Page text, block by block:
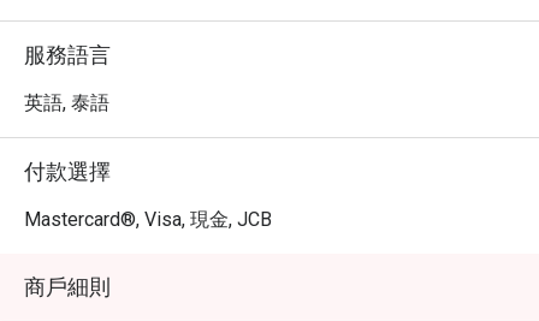
服務語言
英語, 泰語
付款選擇
Mastercard®, Visa, 現金, JCB
商戶細則